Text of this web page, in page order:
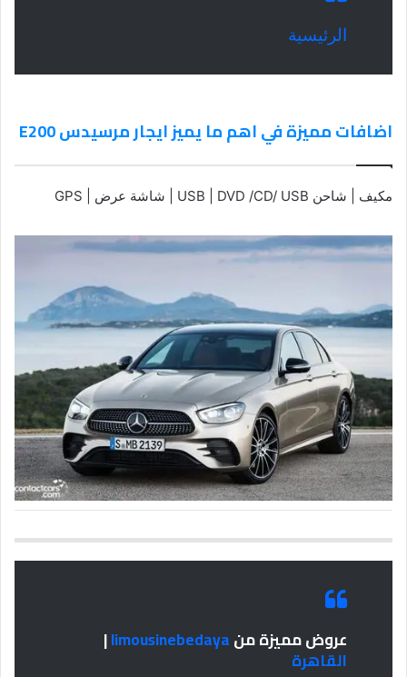
الرئيسية
اضافات مميزة في اهم ما يميز ايجار مرسيدس E200
مكيف | شاحن USB | DVD /CD/ USB | شاشة عرض | GPS
عروض مميزة منlimousinebedaya
|
القاهرة